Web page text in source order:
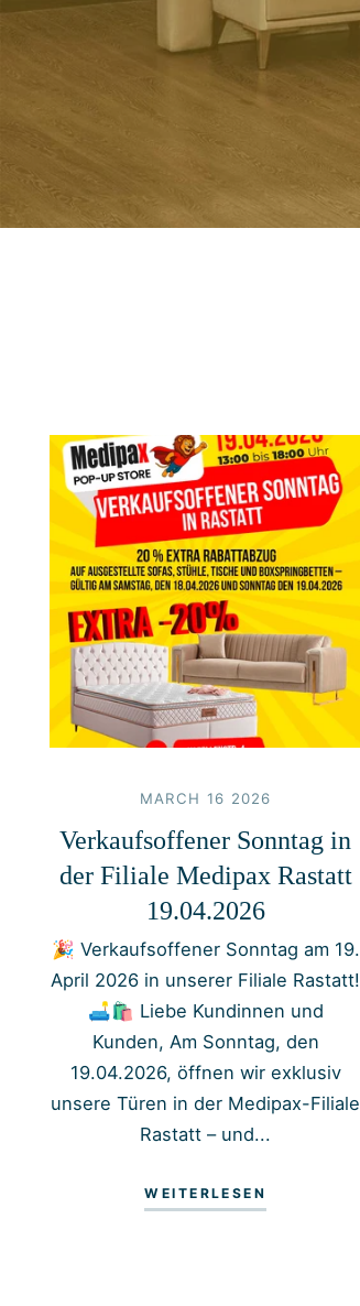
MARCH 16 2026
Verkaufsoffener Sonntag in
der Filiale Medipax Rastatt
19.04.2026
🎉 Verkaufsoffener Sonntag am 19.
April 2026 in unserer Filiale Rastatt!
🛋️🛍️ Liebe Kundinnen und
Kunden, Am Sonntag, den
19.04.2026, öffnen wir exklusiv
unsere Türen in der Medipax-Filiale
Rastatt – und...
WEITERLESEN